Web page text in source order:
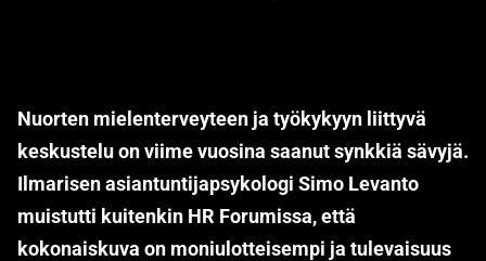
Nuorten mielenterveyteen ja työkykyyn liittyvä
keskustelu on viime vuosina saanut synkkiä sävyjä.
Ilmarisen asiantuntijapsykologi Simo Levanto
muistutti kuitenkin HR Forumissa, että
kokonaiskuva on moniulotteisempi ja tulevaisuus